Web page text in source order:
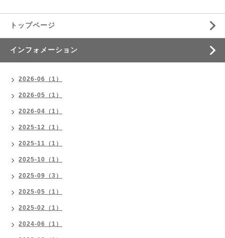
トップページ
インフォメーション
2026-06（1）
2026-05（1）
2026-04（1）
2025-12（1）
2025-11（1）
2025-10（1）
2025-09（3）
2025-05（1）
2025-02（1）
2024-06（1）